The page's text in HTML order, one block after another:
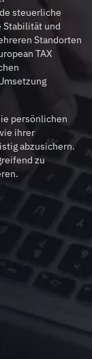
steuerliche
Stabilität und
Standorten
TAX
persönlichen
ihrer
abzusichern.
zu